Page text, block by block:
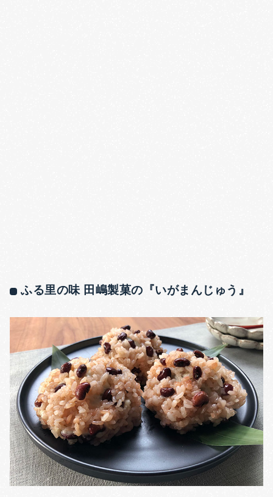
ふる里の味 田嶋製菓の『いがまんじゅう』